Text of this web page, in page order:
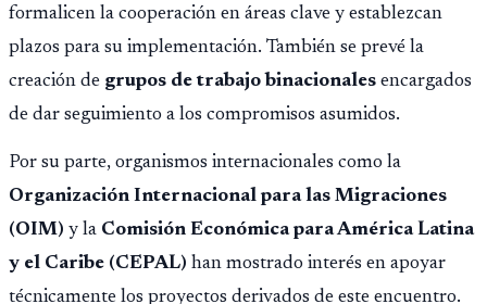
formalicen la cooperación en áreas clave y establezcan
plazos para su implementación. También se prevé la
creación de grupos de trabajo binacionales encargados
de dar seguimiento a los compromisos asumidos.
Por su parte, organismos internacionales como la
Organización Internacional para las Migraciones
(OIM) y la Comisión Económica para América Latina
y el Caribe (CEPAL) han mostrado interés en apoyar
técnicamente los proyectos derivados de este encuentro.